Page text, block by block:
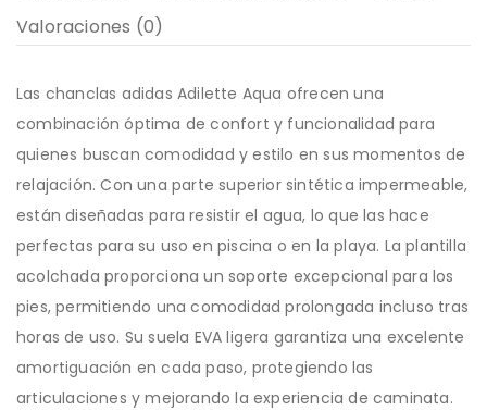
Valoraciones (0)
Las chanclas adidas Adilette Aqua ofrecen una
combinación óptima de confort y funcionalidad para
quienes buscan comodidad y estilo en sus momentos de
relajación. Con una parte superior sintética impermeable,
están diseñadas para resistir el agua, lo que las hace
perfectas para su uso en piscina o en la playa. La plantilla
acolchada proporciona un soporte excepcional para los
pies, permitiendo una comodidad prolongada incluso tras
horas de uso. Su suela EVA ligera garantiza una excelente
amortiguación en cada paso, protegiendo las
articulaciones y mejorando la experiencia de caminata.